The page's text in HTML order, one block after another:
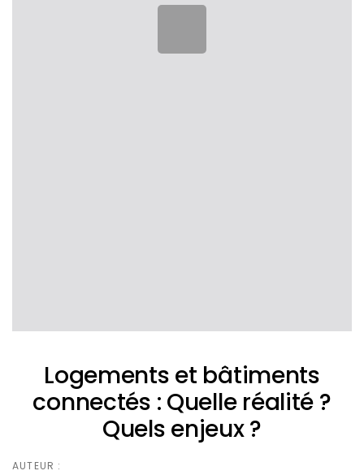
Logements et bâtiments
connectés : Quelle réalité ?
Quels enjeux ?
AUTEUR :